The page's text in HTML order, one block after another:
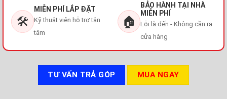
🛠️
MIỄN PHÍ LẮP ĐẶT
Kỹ thuật viên hỗ trợ tận
tâm
🏠
BẢO HÀNH TẠI NHÀ
MIỄN PHÍ
Lỗi là đến - Không cần ra
cửa hàng
TƯ VẤN TRẢ GÓP MUA NGAY